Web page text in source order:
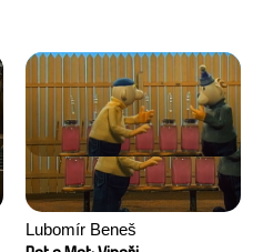
Lubomír Beneš